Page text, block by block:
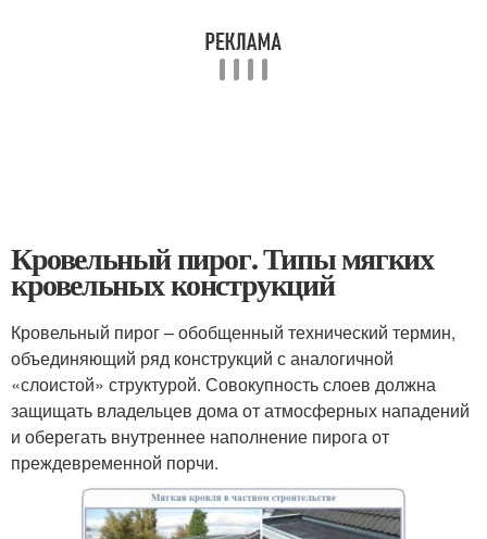
Кровельный пирог. Типы мягких
кровельных конструкций
Кровельный пирог – обобщенный технический термин,
объединяющий ряд конструкций с аналогичной
«слоистой» структурой. Совокупность слоев должна
защищать владельцев дома от атмосферных нападений
и оберегать внутреннее наполнение пирога от
преждевременной порчи.